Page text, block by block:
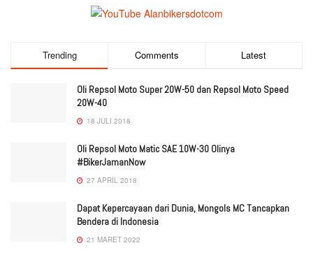
Trending Comments Latest
Oli Repsol Moto Super 20W-50 dan Repsol Moto Speed
20W-40
18 JULI 2018
Oli Repsol Moto Matic SAE 10W-30 Olinya
#BikerJamanNow
27 APRIL 2018
Dapat Kepercayaan dari Dunia, Mongols MC Tancapkan
Bendera di Indonesia
21 MARET 2022